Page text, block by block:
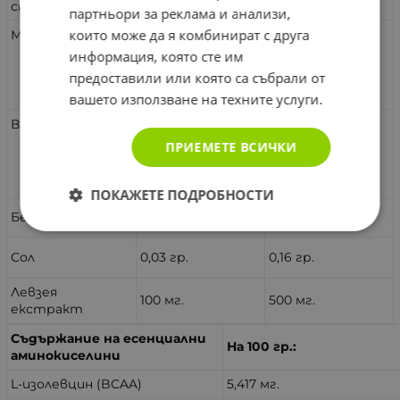
стойност
Мазнини
от които
наситени
0,48 гр.
0,29 гр.
2,38 гр.
1,45 гр.
Въглехидрати
1,14 гр.
5,70 гр.
2,93 гр.
Белтъци
Сол 0,03 гр. 0,16 гр.
Левзея
екстракт
100 мг. 500 мг.
Съдържание на есенциални
аминокиселини
На 100 гр.:
L-изолевцин (BCAA) 5,417 мг.
партньори за реклама и анализи,
които може да я комбинират с друга
информация, която сте им
предоставили или която са събрали от
вашето използване на техните услуги.
ПРИЕМЕТЕ ВСИЧКИ
ПОКАЖЕТЕ ПОДРОБНОСТИ